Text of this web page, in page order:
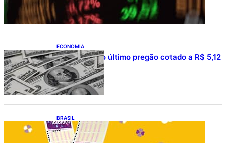
ECONOMIA
Dólar fecha o último pregão cotado a R$ 5,12
BRASIL
Resultado da lotofácil 3754: sorteio de
quarta-feira (05/08/2026)